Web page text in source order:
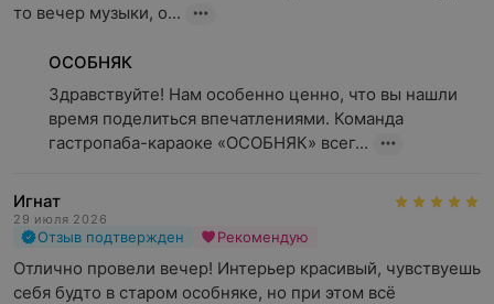
то вечер музыки, о...
ОСОБНЯК
Здравствуйте! Нам особенно ценно, что вы нашли
время поделиться впечатлениями. Команда
гастропаба-караоке «ОСОБНЯК» всег...
Игнат
29 июля 2026
Отзыв подтвержден Рекомендую
Отлично провели вечер! Интерьер красивый, чувствуешь
себя будто в старом особняке, но при этом всё